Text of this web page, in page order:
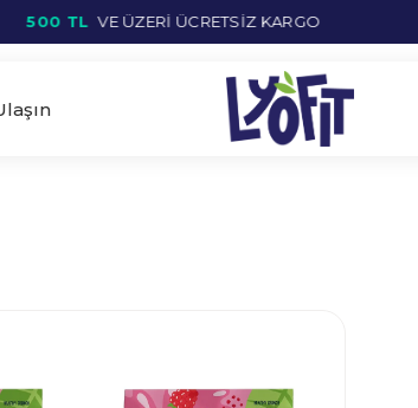
500 TL VE ÜZERİ ÜCRETSIZ KARGO